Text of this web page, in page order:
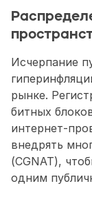
Исчерпание
рынке.
битных
интернет-
внедрять
(CGNAT),
одним